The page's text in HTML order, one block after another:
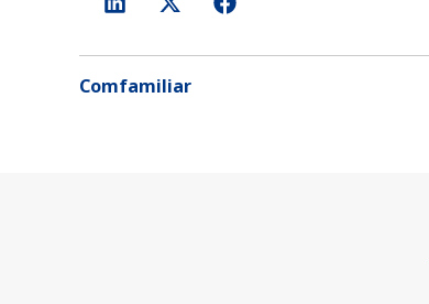
Comfamiliar